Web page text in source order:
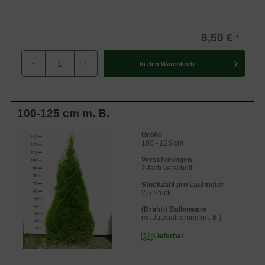
Zuwachs von bis zu 30 cm, gehört diese Sorte zu den
schnell wachsenden Heckenpflanzen
Inhaltsübersicht
Thuja occidentalis ´Smaragd´
Blüten- und Fruchtbildung bei Thuja occidentalis
´Smaragd´
Standort- und Bodenempfehlungen für Thuja
occidentalis ´Smaragd´
Pflegeempfehlungen für Thuja occidentalis
´Smaragd´
Pflanzzeit
Rückschnitt
Bewässerung
Düngung
Krankheiten und Schädlinge von Thuja occidentalis
´Smaragd´
Häufige Fragen zu Thuja occidentalis 'Smaragd' /
8,50 €
- + In den Warenkorb
100-125 cm m. B.
Größe
100 - 125 cm
Verschulungen
2-fach verschult
Stückzahl pro Laufmeter
2,5 Stück
(Draht-) Ballenware
mit Juteballierung (m. B.)
Lieferbar